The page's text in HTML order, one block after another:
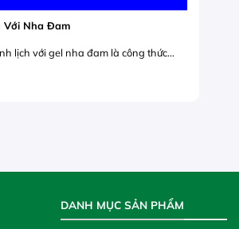
Với Nha Đam
lịch với gel nha đam là công thức...
DANH MỤC SẢN PHẨM